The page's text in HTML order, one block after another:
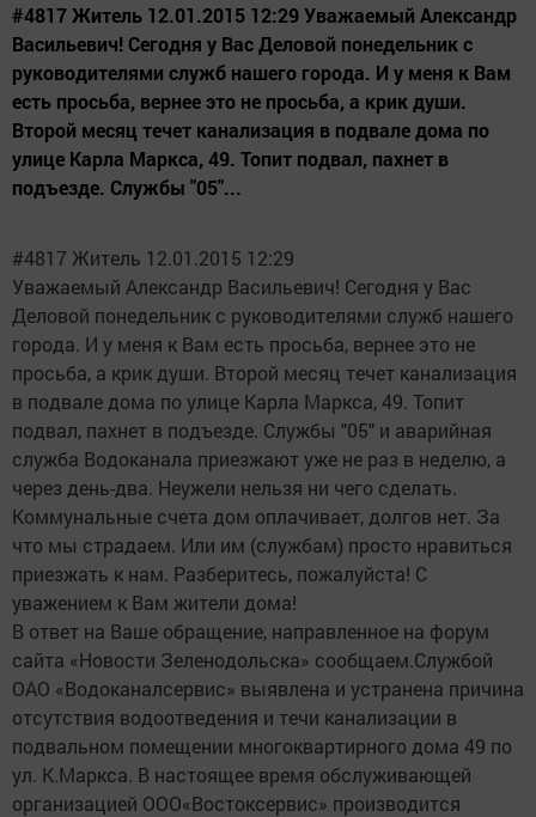
#4817 Житель 12.01.2015 12:29 Уважаемый Александр
Васильевич! Сегодня у Вас Деловой понедельник с
руководителями служб нашего города. И у меня к Вам
есть просьба, вернее это не просьба, а крик души.
Второй месяц течет канализация в подвале дома по
улице Карла Маркса, 49. Топит подвал, пахнет в
подъезде. Службы "05"...
#4817 Житель 12.01.2015 12:29
Уважаемый Александр Васильевич! Сегодня у Вас
Деловой понедельник с руководителями служб нашего
города. И у меня к Вам есть просьба, вернее это не
просьба, а крик души. Второй месяц течет канализация
в подвале дома по улице Карла Маркса, 49. Топит
подвал, пахнет в подъезде. Службы "05" и аварийная
служба Водоканала приезжают уже не раз в неделю, а
через день-два. Неужели нельзя ни чего сделать.
Коммунальные счета дом оплачивает, долгов нет. За
что мы страдаем. Или им (службам) просто нравиться
приезжать к нам. Разберитесь, пожалуйста! С
уважением к Вам жители дома!
В ответ на Ваше обращение, направленное на форум
сайта «Новости Зеленодольска» сообщаем.Службой
ОАО «Водоканалсервис» выявлена и устранена причина
отсутствия водоотведения и течи канализации в
подвальном помещении многоквартирного дома 49 по
ул. К.Маркса. В настоящее время обслуживающей
организацией ООО«Востоксервис» производится